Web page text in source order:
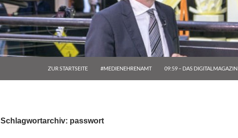
ZUR STARTSEITE #MEDIENEHRENAMT 09:59 – DAS DIGITALMAGAZIN
Schlagwortarchiv: passwort